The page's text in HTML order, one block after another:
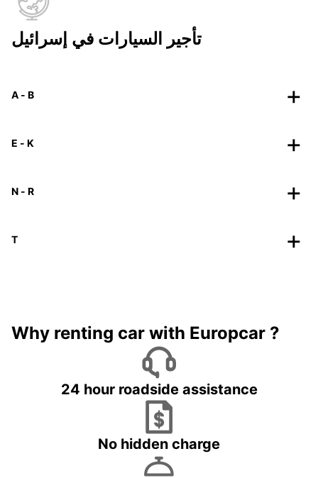
تأجير السيارات في إسرائيل
A - B
E - K
N - R
T
Why renting car with Europcar ?
24 hour roadside assistance
No hidden charge